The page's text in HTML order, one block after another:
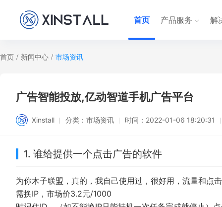
首页 产品服务 解
首页 / 新闻中心 / 市场资讯
广告智能投放,亿动智道手机广告平台
Xinstall 分类： 市场资讯 时间： 2022-01-06 18:20:31
1. 谁给提供一个点击广告的软件
为你木子联盟，真的，我自己使用过，很好用，流量和点
需换IP，市场价3.2元/1000